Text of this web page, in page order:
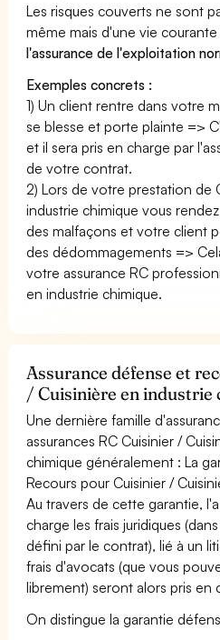
Les risques couverts ne sont
même mais d'une vie
l'assurance de l'exploitation
Exemples concrets :
1) Un client rentre dans votre
se blesse et porte plainte =>
et il sera pris en charge par
de votre contrat.
2) Lors de votre prestation de
industrie chimique vous
des malfaçons et votre client
des dédommagements =>
votre assurance RC
en industrie chimique.
Assurance défense et
/ Cuisinière en industrie
Une dernière famille
assurances RC Cuisinier /
chimique généralement : La
Recours pour Cuisinier /
Au travers de cette garantie,
charge les frais juridiques
défini par le contrat), lié à un
frais d'avocats (que vous
librement) seront alors pris en
On distingue la garantie